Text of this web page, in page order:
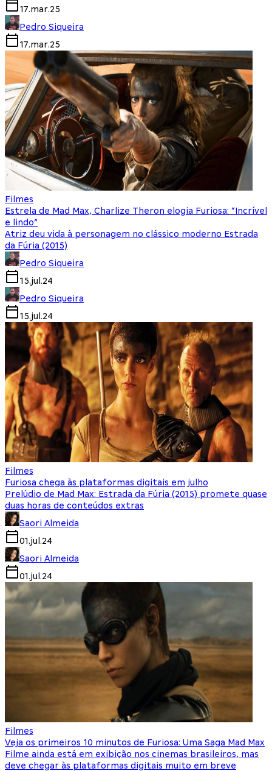
17.mar.25
Pedro Siqueira
17.mar.25
Filmes
Estrela de Mad Max, Charlize Theron elogia Furiosa: “Incrível
e lindo”
Atriz deu vida à personagem no clássico moderno Estrada
da Fúria (2015)
Pedro Siqueira
15.jul.24
Pedro Siqueira
15.jul.24
Filmes
Furiosa chega às plataformas digitais em julho
Prelúdio de Mad Max: Estrada da Fúria (2015) promete quase
duas horas de conteúdos extras
Saori Almeida
01.jul.24
Saori Almeida
01.jul.24
Filmes
Veja os primeiros 10 minutos de Furiosa: Uma Saga Mad Max
Filme ainda está em exibição nos cinemas brasileiros, mas
deve chegar às plataformas digitais muito em breve